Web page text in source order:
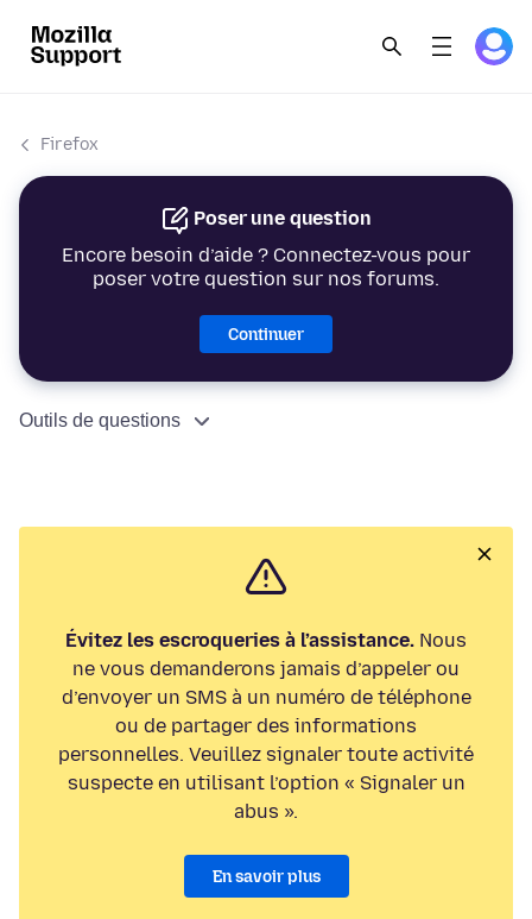
Firefox
Poser une question
Encore besoin d’aide ? Connectez-vous pour
poser votre question sur nos forums.
Continuer
Outils de questions
Évitez les escroqueries à l’assistance. Nous
ne vous demanderons jamais d’appeler ou
d’envoyer un SMS à un numéro de téléphone
ou de partager des informations
personnelles. Veuillez signaler toute activité
suspecte en utilisant l’option « Signaler un
abus ».
En savoir plus